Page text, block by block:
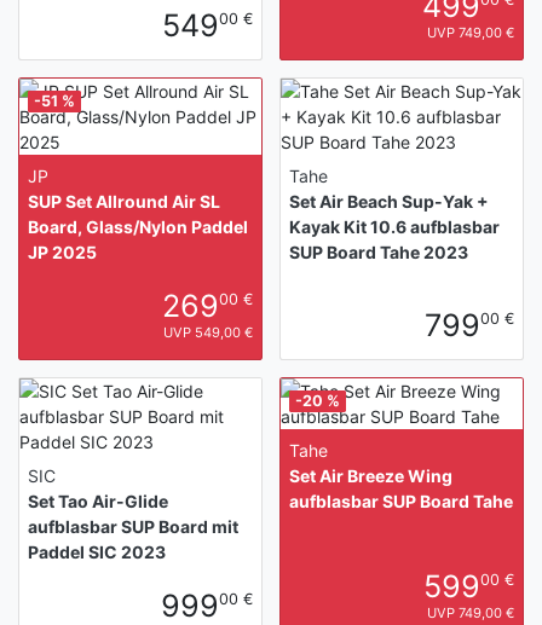
54900 €
UVP 749,00 €
JP
SUP Set Allround Air SL
Board, Glass/Nylon Paddel
JP 2025
26900 €
UVP 549,00 €
-51 %
Tahe
Set Air Beach Sup-Yak +
Kayak Kit 10.6 aufblasbar
SUP Board Tahe 2023
79900 €
SIC
Set Tao Air-Glide
aufblasbar SUP Board mit
Paddel SIC 2023
99900 €
Tahe
Set Air Breeze Wing
aufblasbar SUP Board Tahe
59900 €
UVP 749,00 €
-20 %